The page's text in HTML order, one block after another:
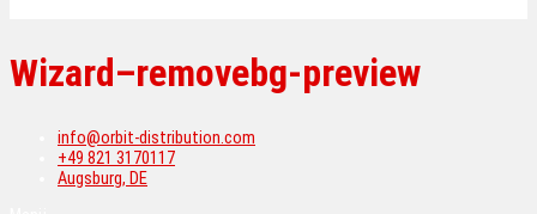
Wizard–removebg-preview
info@orbit-distribution.com
+49 821 3170117
Augsburg, DE